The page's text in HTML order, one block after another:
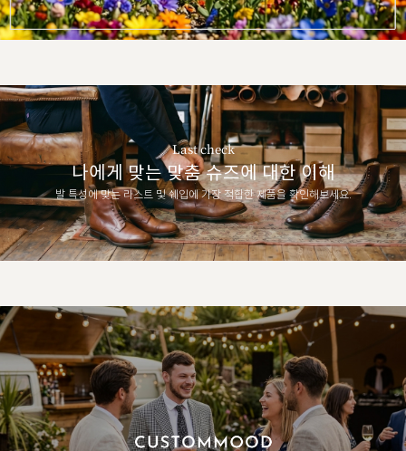
Last check
나에게 맞는 맞춤 슈즈에 대한 이해
발 특성에 맞는 라스트 및 쉐입에 가장 적합한 제품을 확인해보세요.